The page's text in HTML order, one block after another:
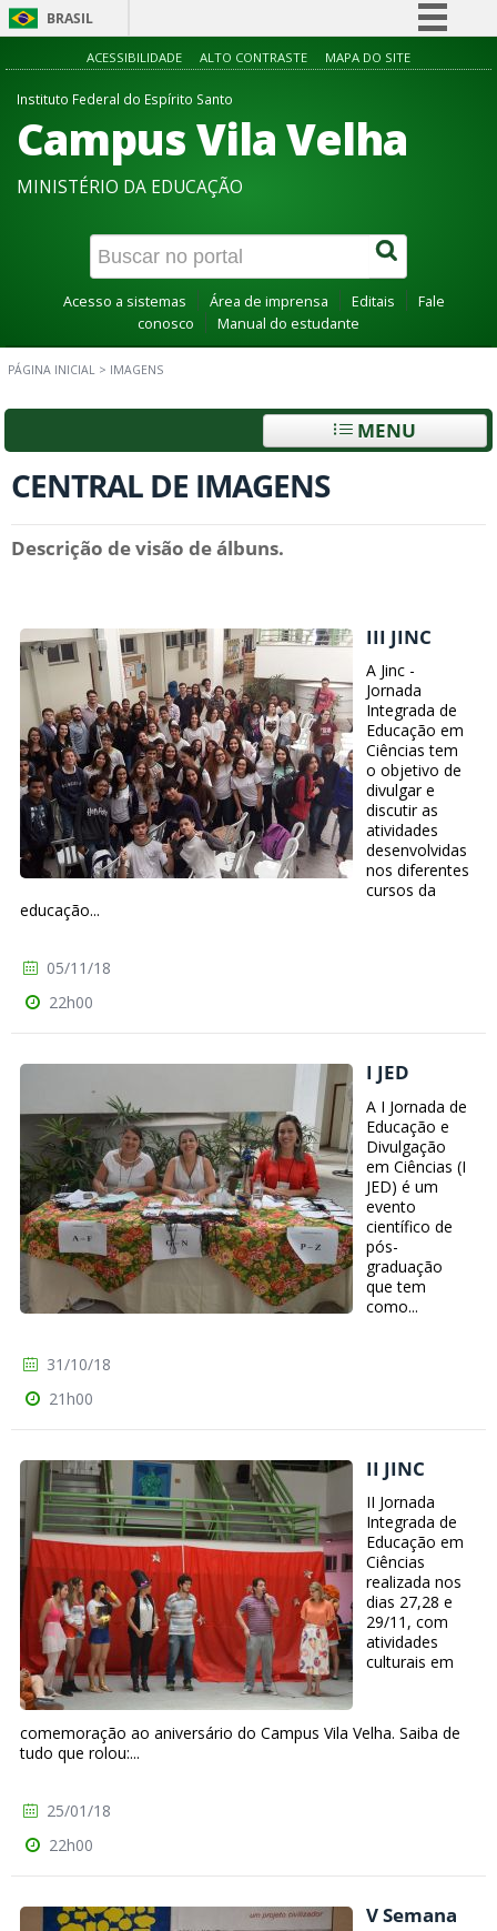
BRASIL
Simplifique!
Participe
Acesso à informação
Canais
ACESSIBILIDADE ALTO CONTRASTE MAPA DO SITE
Instituto Federal do Espírito Santo
Campus Vila Velha
MINISTÉRIO DA EDUCAÇÃO
Acesso a sistemas Área de imprensa Editais
Fale
conosco
Manual do estudante
PÁGINA INICIAL > IMAGENS
MENU
CENTRAL DE IMAGENS
Descrição de visão de álbuns.
III JINC
A Jinc -
Jornada
Integrada de
Educação em
Ciências tem
o objetivo de
divulgar e
discutir as
atividades
desenvolvidas
nos diferentes
cursos da
educação...
05/11/18
22h00
I JED
A I Jornada de
Educação e
Divulgação
em Ciências (I
JED) é um
evento
científico de
pós-
graduação
que tem
como...
31/10/18
21h00
II JINC
II Jornada
Integrada de
Educação em
Ciências
realizada nos
dias 27,28 e
29/11, com
atividades
culturais em
comemoração ao aniversário do Campus Vila Velha. Saiba de
tudo que rolou:...
25/01/18
22h00
V Semana